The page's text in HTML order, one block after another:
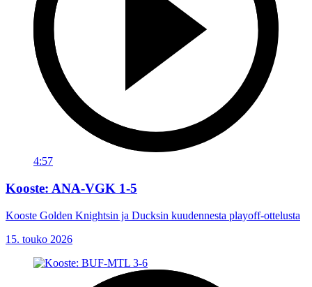
4:57
Kooste: ANA-VGK 1-5
Kooste Golden Knightsin ja Ducksin kuudennesta playoff-ottelusta
15. touko 2026